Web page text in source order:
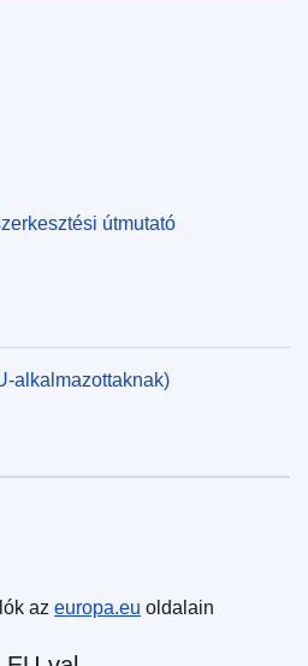
útmutató
alkalmazottaknak)
az europa.eu oldalain